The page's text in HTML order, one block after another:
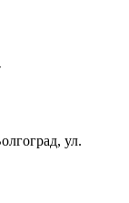
ул.